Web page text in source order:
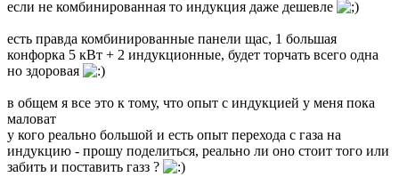
если не комбинированная то индукция даже дешевле
есть правда комбинированные панели щас, 1 большая
конфорка 5 кВт + 2 индукционные, будет торчать всего одна
но здоровая
в общем я все это к тому, что опыт с индукцией у меня пока
маловат
у кого реально большой и есть опыт перехода с газа на
индукцию - прошу поделиться, реально ли оно стоит того или
забить и поставить газз ?